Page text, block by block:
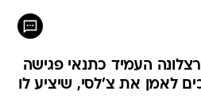
העמיד כתנאי פגישה
לאמן את צ'לסי, שיציע לו